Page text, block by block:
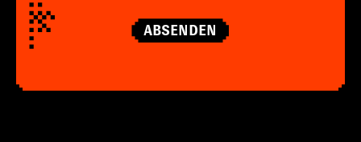
ABSENDEN